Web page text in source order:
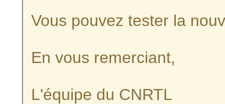
Vous pouvez tester la
En vous remerciant,
L'équipe du CNRTL